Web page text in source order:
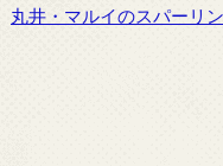
丸井・マルイのスパーリ